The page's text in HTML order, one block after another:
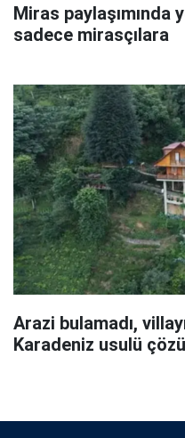
Miras paylaşımında
sadece mirasçılara
Arazi bulamadı,
Karadeniz usulü